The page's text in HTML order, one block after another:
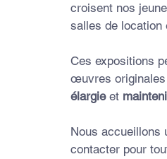
croisent nos
salles de location
Ces expositions
œuvres originales
élargie et
Nous accueillons
contacter pour